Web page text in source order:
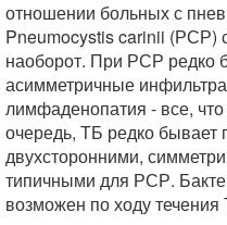
отношении больных с
Pneumocystis carinii (РСР)
наоборот. При РСР редко
асимметричные
лимфаденопатия - все,
очередь, ТБ редко
двухсторонними,
типичными для РСР.
возможен по ходу течения